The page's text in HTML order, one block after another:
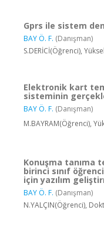
Gprs ile sistem
BAY Ö. F. (Danışman)
S.DERİCİ(Öğrenci),
Elektronik kart
sisteminin
BAY Ö. F. (Danışman)
M.BAYRAM(Öğrenci),
Konuşma tanıma
birinci sınıf
için yazılım
BAY Ö. F. (Danışman)
N.YALÇIN(Öğrenci),